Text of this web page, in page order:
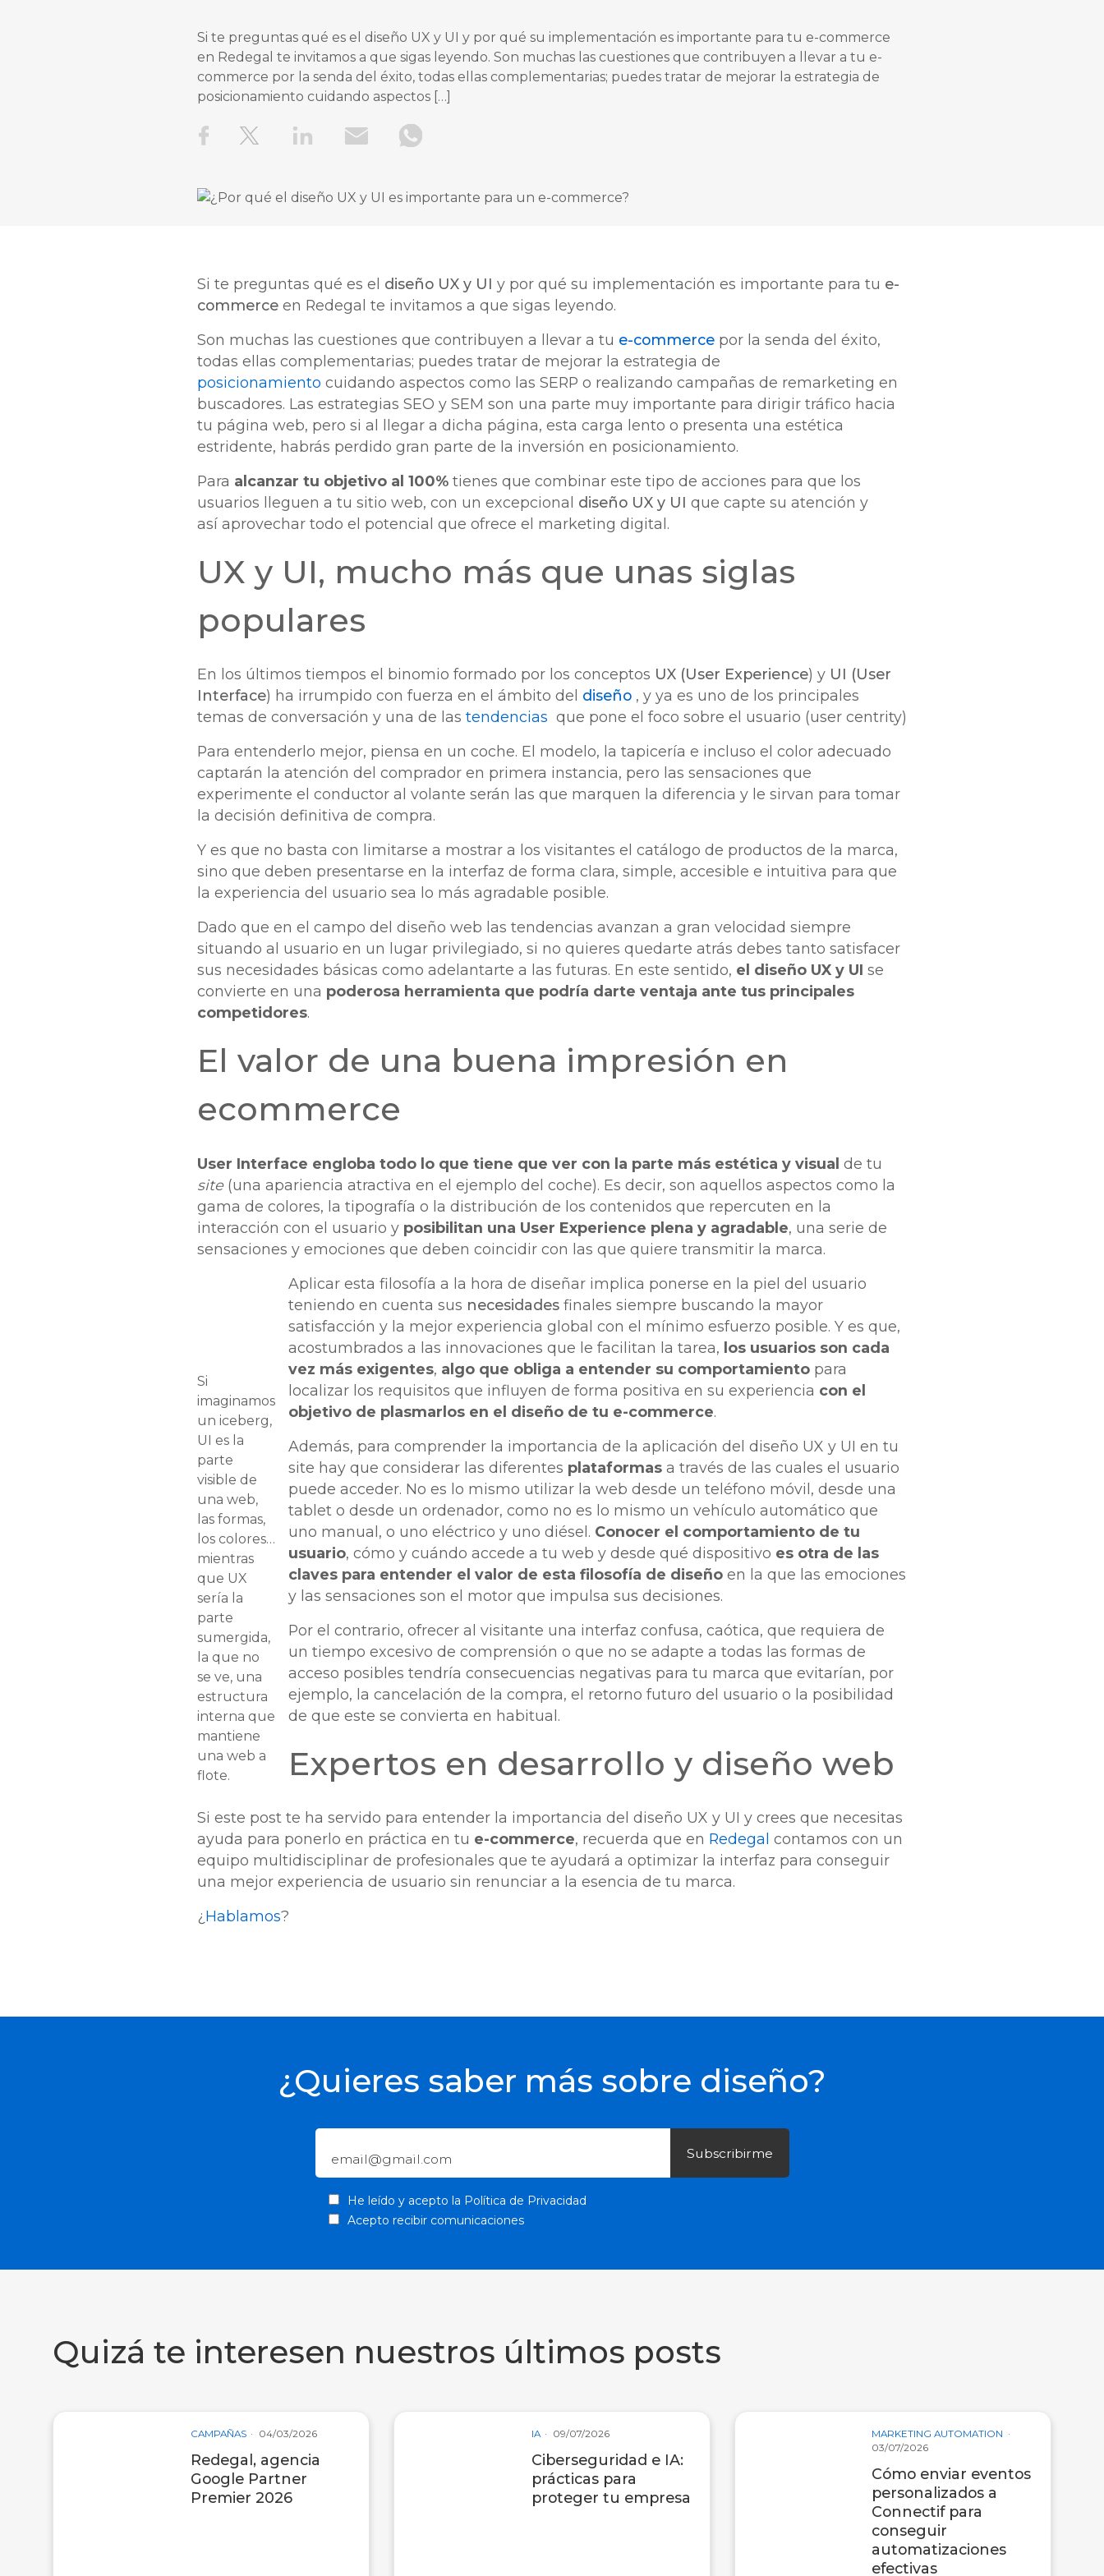
Si te preguntas qué es el diseño UX y UI y por qué su implementación es importante para tu e-commerce
en Redegal te invitamos a que sigas leyendo. Son muchas las cuestiones que contribuyen a llevar a tu e-
commerce por la senda del éxito, todas ellas complementarias; puedes tratar de mejorar la estrategia de
posicionamiento cuidando aspectos […]
Si te preguntas qué es el diseño UX y UI y por qué su implementación es importante para tu e-
commerce en Redegal te invitamos a que sigas leyendo.
Son muchas las cuestiones que contribuyen a llevar a tu e-commerce por la senda del éxito,
todas ellas complementarias; puedes tratar de mejorar la estrategia de
posicionamiento cuidando aspectos como las SERP o realizando campañas de remarketing en
buscadores. Las estrategias SEO y SEM son una parte muy importante para dirigir tráfico hacia
tu página web, pero si al llegar a dicha página, esta carga lento o presenta una estética
estridente, habrás perdido gran parte de la inversión en posicionamiento.
Para alcanzar tu objetivo al 100% tienes que combinar este tipo de acciones para que los
usuarios lleguen a tu sitio web, con un excepcional diseño UX y UI que capte su atención y
así aprovechar todo el potencial que ofrece el marketing digital.
UX y UI, mucho más que unas siglas
populares
En los últimos tiempos el binomio formado por los conceptos UX (User Experience) y UI (User
Interface) ha irrumpido con fuerza en el ámbito del diseño , y ya es uno de los principales
temas de conversación y una de las tendencias que pone el foco sobre el usuario (user centrity)
Para entenderlo mejor, piensa en un coche. El modelo, la tapicería e incluso el color adecuado
captarán la atención del comprador en primera instancia, pero las sensaciones que
experimente el conductor al volante serán las que marquen la diferencia y le sirvan para tomar
la decisión definitiva de compra.
Y es que no basta con limitarse a mostrar a los visitantes el catálogo de productos de la marca,
sino que deben presentarse en la interfaz de forma clara, simple, accesible e intuitiva para que
la experiencia del usuario sea lo más agradable posible.
Dado que en el campo del diseño web las tendencias avanzan a gran velocidad siempre
situando al usuario en un lugar privilegiado, si no quieres quedarte atrás debes tanto satisfacer
sus necesidades básicas como adelantarte a las futuras. En este sentido, el diseño UX y UI se
convierte en una poderosa herramienta que podría darte ventaja ante tus principales
competidores.
El valor de una buena impresión en
ecommerce
User Interface engloba todo lo que tiene que ver con la parte más estética y visual de tu
site(una apariencia atractiva en el ejemplo del coche). Es decir, son aquellos aspectos como la
gama de colores, la tipografía o la distribución de los contenidos que repercuten en la
interacción con el usuario y posibilitan una User Experience plena y agradable, una serie de
sensaciones y emociones que deben coincidir con las que quiere transmitir la marca.
Si
imaginamos
un iceberg,
UI es la
parte
visible de
una web,
las formas,
los colores…
mientras
que UX
sería la
parte
sumergida,
la que no
se ve, una
estructura
interna que
mantiene
una web a
flote.
Aplicar esta filosofía a la hora de diseñar implica ponerse en la piel del usuario
teniendo en cuenta sus necesidades finales siempre buscando la mayor
satisfacción y la mejor experiencia global con el mínimo esfuerzo posible. Y es que,
acostumbrados a las innovaciones que le facilitan la tarea, los usuarios son cada
vez más exigentes, algo que obliga a entender su comportamiento para
localizar los requisitos que influyen de forma positiva en su experiencia con el
objetivo de plasmarlos en el diseño de tu e-commerce.
Además, para comprender la importancia de la aplicación del diseño UX y UI en tu
site hay que considerar las diferentes plataformas a través de las cuales el usuario
puede acceder. No es lo mismo utilizar la web desde un teléfono móvil, desde una
tablet o desde un ordenador, como no es lo mismo un vehículo automático que
uno manual, o uno eléctrico y uno diésel. Conocer el comportamiento de tu
usuario, cómo y cuándo accede a tu web y desde qué dispositivo es otra de las
claves para entender el valor de esta filosofía de diseño en la que las emociones
y las sensaciones son el motor que impulsa sus decisiones.
Por el contrario, ofrecer al visitante una interfaz confusa, caótica, que requiera de
un tiempo excesivo de comprensión o que no se adapte a todas las formas de
acceso posibles tendría consecuencias negativas para tu marca que evitarían, por
ejemplo, la cancelación de la compra, el retorno futuro del usuario o la posibilidad
de que este se convierta en habitual.
Expertos en desarrollo y diseño web
Si este post te ha servido para entender la importancia del diseño UX y UI y crees que necesitas
ayuda para ponerlo en práctica en tu e-commerce, recuerda que en Redegal contamos con un
equipo multidisciplinar de profesionales que te ayudará a optimizar la interfaz para conseguir
una mejor experiencia de usuario sin renunciar a la esencia de tu marca.
¿ Hablamos?
¿Quieres saber más sobre diseño?
He leído y acepto la Política de Privacidad
Acepto recibir comunicaciones
Quizá te interesen nuestros últimos posts
CAMPAÑAS 04/03/2026
Redegal, agencia
Google Partner
Premier 2026
IA 09/07/2026
Ciberseguridad e IA:
prácticas para
proteger tu empresa
MARKETING AUTOMATION
03/07/2026
Cómo enviar eventos
personalizados a
Connectif para
conseguir
automatizaciones
efectivas